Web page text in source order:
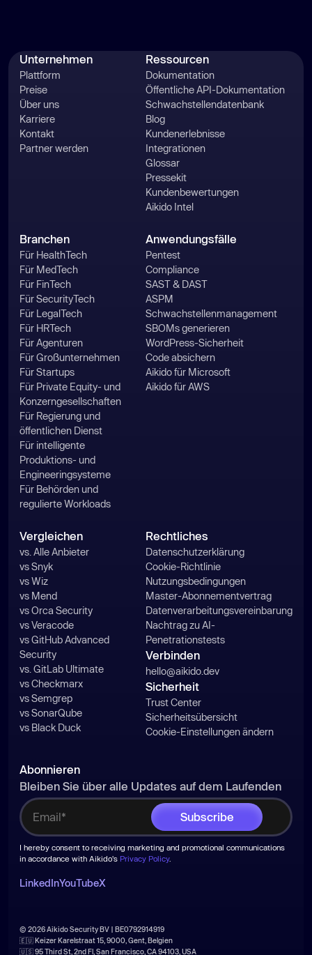
Unternehmen
Plattform
Preise
Über uns
Karriere
Kontakt
Partner werden
Ressourcen
Dokumentation
Öffentliche API-Dokumentation
Schwachstellendatenbank
Blog
Kundenerlebnisse
Integrationen
Glossar
Pressekit
Kundenbewertungen
Aikido Intel
Branchen
Für HealthTech
Für MedTech
Für FinTech
Für SecurityTech
Für LegalTech
Für HRTech
Für Agenturen
Für Großunternehmen
Für Startups
Für Private Equity- und
Konzerngesellschaften
Für Regierung und
öffentlichen Dienst
Für intelligente
Produktions- und
Engineeringsysteme
Für Behörden und
regulierte Workloads
Anwendungsfälle
Pentest
Compliance
SAST & DAST
ASPM
Schwachstellenmanagement
SBOMs generieren
WordPress-Sicherheit
Code absichern
Aikido für Microsoft
Aikido für AWS
Vergleichen
vs. Alle Anbieter
vs Snyk
vs Wiz
vs Mend
vs Orca Security
vs Veracode
vs GitHub Advanced
Security
vs. GitLab Ultimate
vs Checkmarx
vs Semgrep
vs SonarQube
vs Black Duck
Rechtliches
Datenschutzerklärung
Cookie-Richtlinie
Nutzungsbedingungen
Master-Abonnementvertrag
Datenverarbeitungsvereinbarung
Nachtrag zu AI-
Penetrationstests
Verbinden
hello@aikido.dev
Sicherheit
Trust Center
Sicherheitsübersicht
Cookie-Einstellungen ändern
Abonnieren
Bleiben Sie über alle Updates auf dem Laufenden
I hereby consent to receiving marketing and promotional communications
in accordance with Aikido's Privacy Policy.
LinkedInYouTubeX
© 2026 Aikido Security BV | BE0792914919
🇪🇺 Keizer Karelstraat 15, 9000, Gent, Belgien
🇺🇸 95 Third St, 2nd Fl, San Francisco, CA 94103, USA